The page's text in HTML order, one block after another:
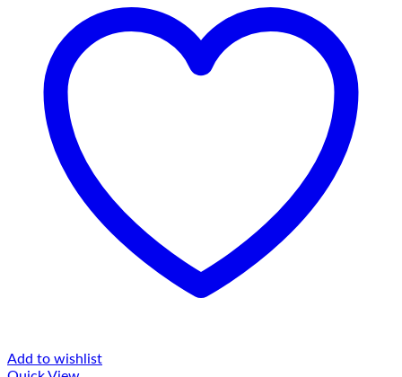
Add to wishlist